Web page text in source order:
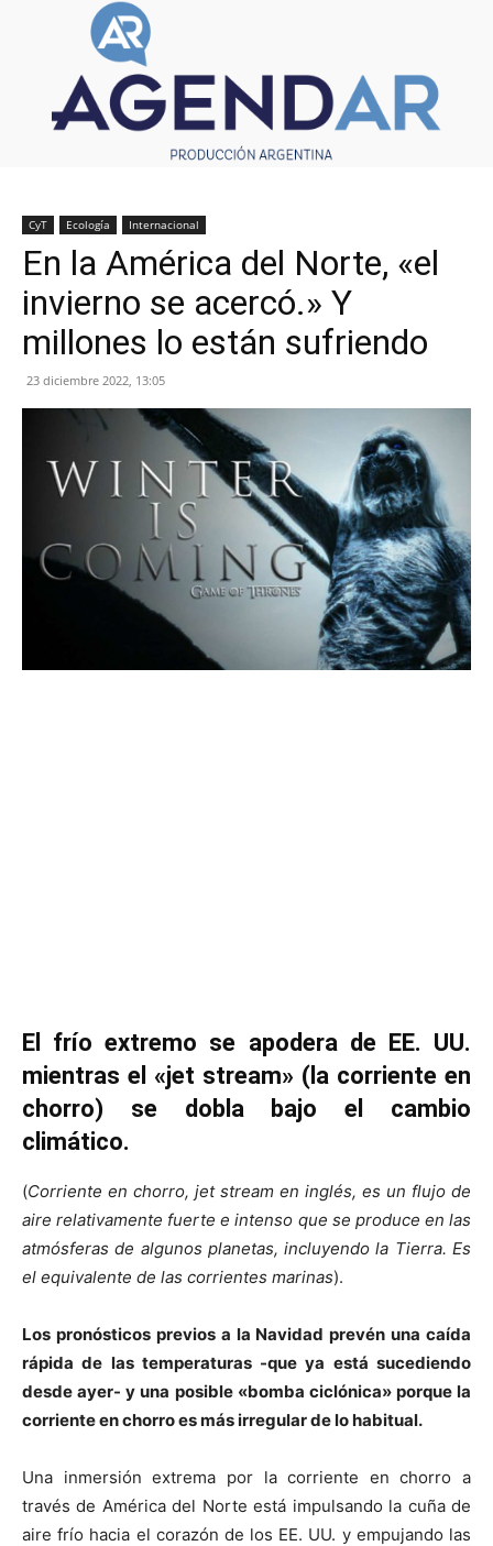
CyT Ecología Internacional
En la América del Norte, «el
invierno se acercó.» Y
millones lo están sufriendo
23 diciembre 2022, 13:05
El frío extremo se apodera de EE. UU.
mientras el «jet stream» (la corriente en
chorro) se dobla bajo el cambio
climático.
(Corriente en chorro, jet stream en inglés, es un flujo de
aire relativamente fuerte e intenso que se produce en las
atmósferas de algunos planetas, incluyendo la Tierra.​ Es
el equivalente de las corrientes marinas).
Los pronósticos previos a la Navidad prevén una caída
rápida de las temperaturas -que ya está sucediendo
desde ayer- y una posible «bomba ciclónica» porque la
corriente en chorro es más irregular de lo habitual.
Una inmersión extrema por la corriente en chorro a
través de América del Norte está impulsando la cuña de
aire frío hacia el corazón de los EE. UU. y empujando las